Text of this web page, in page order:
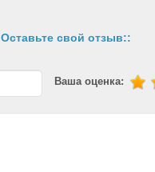
Оставьте свой отзыв::
Ваша оценка: